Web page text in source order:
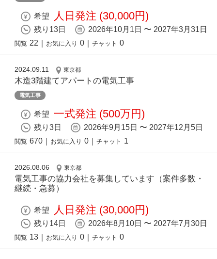
希望 人日発注 (30,000円)
残り13日 2026年10月1日 〜 2027年3月31日
閲覧 22 お気に入り 0 チャット 0
2024.09.11 東京都
木造3階建てアパートの電気工事
電気工事
希望 一式発注 (500万円)
残り3日 2026年9月15日 〜 2027年12月5日
閲覧 670 お気に入り 0 チャット 1
2026.08.06 東京都
電気工事の協力会社を募集しています（案件多数・
継続・急募）
希望 人日発注 (30,000円)
残り14日 2026年8月10日 〜 2027年7月30日
閲覧 13 お気に入り 0 チャット 0